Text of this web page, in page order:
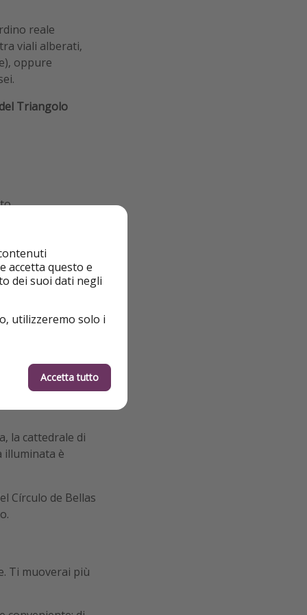
reale
viali alberati,
oppure
Triangolo
a
una pausa
tapas
tutto con una
tra chiacchiere,
la cattedrale di
illuminata è
Círculo de Bellas
Ti muoverai più
accetta questo e
dei suoi dati negli
utilizzeremo solo i
Accetta tutto